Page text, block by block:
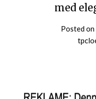
med
Posted on